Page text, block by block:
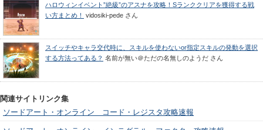
ハロウィンイベント”絶級”のアスナを攻略！Sランククリアを獲得する戦
い方まとめ！
vidosiki-pede さん
スイッチやキャラ交代時に、スキルを使わないor指定スキルの発動を選択
する方法ってある？ 名前が無い＠ただの名無しのようだ さん
関連サイトリンク集
ソードアート・オンライン コード・レジスタ攻略速報